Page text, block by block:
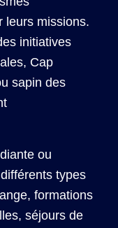
leurs missions.
initiatives
Cap
sapin des
ou
types
formations
séjours de